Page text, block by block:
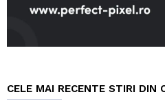
CELE MAI RECENTE STIRI DIN